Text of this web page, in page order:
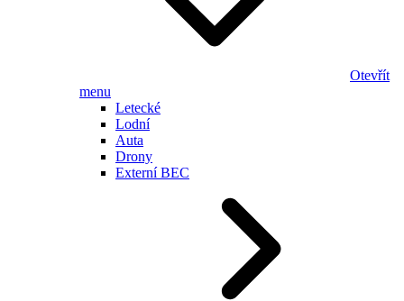
Otevřít
menu
Letecké
Lodní
Auta
Drony
Externí BEC